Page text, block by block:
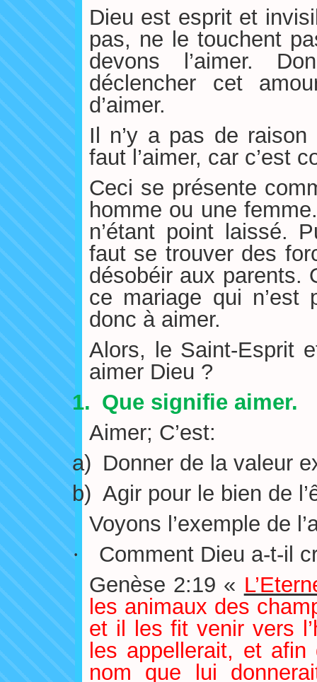
Dieu est esprit et
pas, ne le touchent
devons l’aimer.
déclencher cet
d’aimer.
Il n’y a pas de
faut l’aimer, car c’est
Ceci se présente
homme ou une
n’étant point laissé.
faut se trouver des
désobéir aux parents.
ce mariage qui n’est
donc à aimer.
Alors, le Saint-Esprit
aimer Dieu ?
1. Que signifie aimer.
Aimer; C’est:
a) Donner de la valeur
b) Agir pour le bien de
Voyons l’exemple de
·
Comment Dieu a-t-il
Genèse 2:19 «
les animaux des
et il les fit venir vers
les appellerait, et
nom que lui